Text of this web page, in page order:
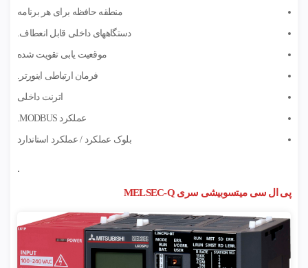
منطقه حافظه برای هر برنامه
دستگاههای داخلی قابل انعطاف.
موقعیت یابی تقویت شده
فرمان ارتباطی اینورتر.
اترنت داخلی
عملکرد MODBUS.
بلوک عملکرد / عملکرد استاندارد
.
پی ال سی میتسوبیشی سری MELSEC-Q